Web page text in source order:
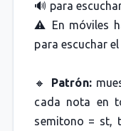
🔊 para
⚠️ En móviles
para escuchar
🔸 Patrón:
cada nota en
semitono = st,